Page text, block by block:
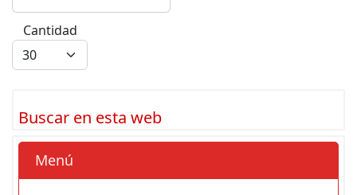
Cantidad
Buscar en esta web
Menú